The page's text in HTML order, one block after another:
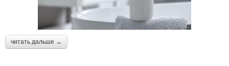
читать дальше →